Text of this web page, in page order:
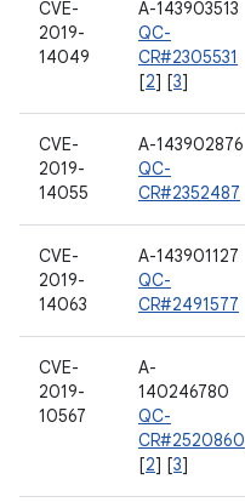
CVE-
2019-
14049
A-143903513
QC-
CR#2305531
[2] [3]
CVE-
2019-
14055
A-143902876
QC-
CR#2352487
CVE-
2019-
14063
A-143901127
QC-
CR#2491577
CVE-
2019-
10567
A-
140246780
QC-
CR#2520860
[2] [3]